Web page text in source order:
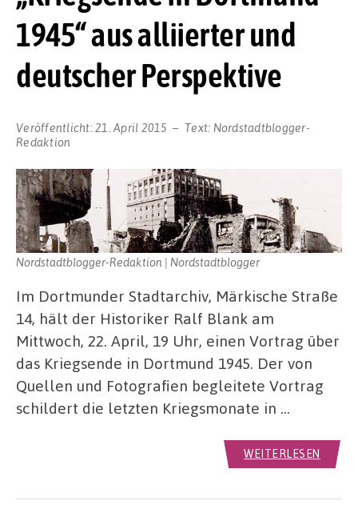
1945“ aus alliierter und
deutscher Perspektive
Veröffentlicht:21. April 2015 Text: Nordstadtblogger-
Redaktion
Nordstadtblogger-Redaktion | Nordstadtblogger
Im Dortmunder Stadtarchiv, Märkische Straße
14, hält der Historiker Ralf Blank am
Mittwoch, 22. April, 19 Uhr, einen Vortrag über
das Kriegsende in Dortmund 1945. Der von
Quellen und Fotografien begleitete Vortrag
schildert die letzten Kriegsmonate in …
WEITERLESEN